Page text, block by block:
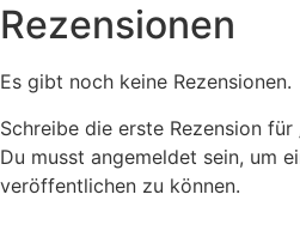
Rezensionen
Es gibt noch keine Rezensionen.
Schreibe die erste Rezension für
Du musst angemeldet sein, um
veröffentlichen zu können.